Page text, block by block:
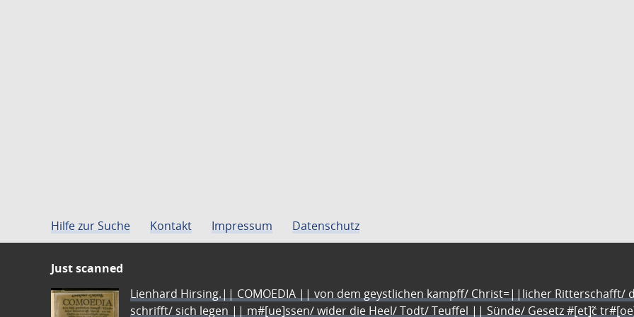
Hilfe zur Suche Kontakt Impressum Datenschutz
Just scanned
Lienhard Hirsing.|| COMOEDIA || von dem geystlichen kampff/ Christ=||licher Ritterschafft/
schrifft/ sich legen || m#[ue]ssen/ wider die Heel/ Todt/ Teuffel || Sünde/ Gesetz #[et]c̃